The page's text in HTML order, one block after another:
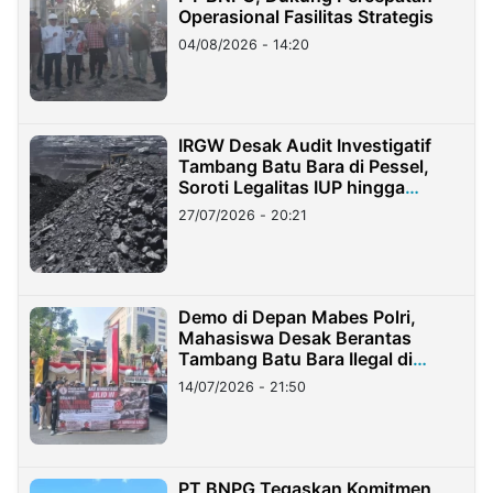
Operasional Fasilitas Strategis
04/08/2026 - 14:20
IRGW Desak Audit Investigatif
Tambang Batu Bara di Pessel,
Soroti Legalitas IUP hingga
Stockpile
27/07/2026 - 20:21
Demo di Depan Mabes Polri,
Mahasiswa Desak Berantas
Tambang Batu Bara Ilegal di
Lampung
14/07/2026 - 21:50
PT BNPG Tegaskan Komitmen